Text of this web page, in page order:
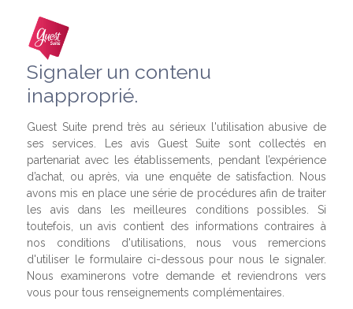
Signaler un contenu
inapproprié.
Guest Suite prend très au sérieux l'utilisation abusive de
ses services. Les avis Guest Suite sont collectés en
partenariat avec les établissements, pendant l’expérience
d’achat, ou après, via une enquête de satisfaction. Nous
avons mis en place une série de procédures afin de traiter
les avis dans les meilleures conditions possibles. Si
toutefois, un avis contient des informations contraires à
nos conditions d'utilisations, nous vous remercions
d'utiliser le formulaire ci-dessous pour nous le signaler.
Nous examinerons votre demande et reviendrons vers
vous pour tous renseignements complémentaires.